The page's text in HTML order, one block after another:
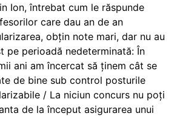
Ion, întrebat cum le răspunde
care dau an de an
obțin note mari, dar nu au
pe perioadă nedeterminată: În
ani am încercat să ținem cât se
de bine sub control posturile
/ La niciun concurs nu poți
de la început asigurarea unui